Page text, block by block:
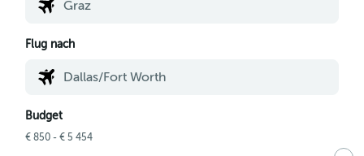
Flug nach
Budget
€ 850 - € 5 454